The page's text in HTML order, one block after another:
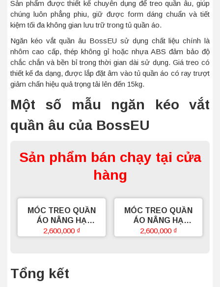
Sản phẩm được thiết kế chuyên dụng để treo quần âu, giúp
chúng luôn phẳng phiu, giữ được form dáng chuẩn và tiết
kiệm tối đa không gian lưu trữ trong tủ quần áo.
Ngăn kéo vắt quần âu BossEU sử dụng chất liệu chính là
nhôm cao cấp, thép không gỉ hoặc nhựa ABS đảm bảo độ
chắc chắn và bền bỉ trong thời gian dài sử dụng. Giá treo có
thiết kế đa dạng, được lắp đặt âm vào tủ quần áo có ray trượt
giảm chấn hiệu quả trọng tải lên đến 15kg.
Một số mẫu ngăn kéo vắt
quần âu của BossEU
Sản phẩm bán chạy tại cửa
hàng
MÓC TREO QUẦN
ÁO NÂNG HẠ
BOSSEU
2,600,000 ₫
MÓC TREO QUẦN
ÁO NÂNG HẠ
BOSSEU
2,600,000 ₫
Tổng kết